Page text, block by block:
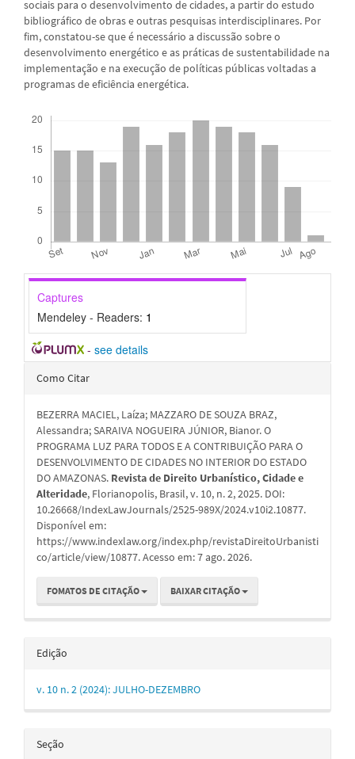
sociais para o desenvolvimento de cidades, a partir do estudo
bibliográfico de obras e outras pesquisas interdisciplinares. Por
fim, constatou-se que é necessário a discussão sobre o
desenvolvimento energético e as práticas de sustentabilidade na
implementação e na execução de políticas públicas voltadas a
programas de eficiência energética.
Captures
Mendeley - Readers: 1
- see details
Detalhes
artigo
Como Citar
BEZERRA MACIEL, Laíza; MAZZARO DE SOUZA BRAZ,
Alessandra; SARAIVA NOGUEIRA JÚNIOR, Bianor. O
PROGRAMA LUZ PARA TODOS E A CONTRIBUIÇÃO PARA O
DESENVOLVIMENTO DE CIDADES NO INTERIOR DO ESTADO
DO AMAZONAS. Revista de Direito Urbanístico, Cidade e
Alteridade, Florianopolis, Brasil, v. 10, n. 2, 2025. DOI:
10.26668/IndexLawJournals/2525-989X/2024.v10i2.10877.
Disponível em:
https://www.indexlaw.org/index.php/revistaDireitoUrbanisti
co/article/view/10877. Acesso em: 7 ago. 2026.
FOMATOS DE CITAÇÃO BAIXAR CITAÇÃO
Edição
v. 10 n. 2 (2024): JULHO-DEZEMBRO
Seção